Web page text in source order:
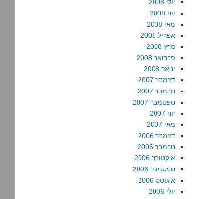
יולי 2008
יוני 2008
מאי 2008
אפריל 2008
מרץ 2008
פברואר 2008
ינואר 2008
דצמבר 2007
נובמבר 2007
ספטמבר 2007
יוני 2007
מאי 2007
דצמבר 2006
נובמבר 2006
אוקטובר 2006
ספטמבר 2006
אוגוסט 2006
יולי 2006